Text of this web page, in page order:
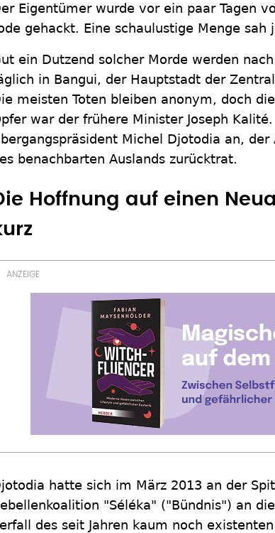
Eigentümer wurde vor ein paar Tagen
gehackt. Eine schaulustige Menge
ein Dutzend solcher Morde werden
in Bangui, der Hauptstadt der
meisten Toten bleiben anonym, doch
war der frühere Minister Joseph
Michel Djotodia an,
benachbarten Auslands zurücktrat.
Hoffnung auf einen
hatte sich im März 2013 an der
"Séléka" ("Bündnis") an
des seit Jahren kaum noch